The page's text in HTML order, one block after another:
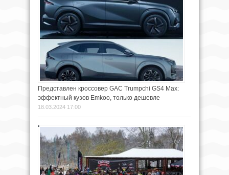
Представлен кроссовер GAC Trumpchi GS4 Max:
эффектный кузов Emkoo, только дешевле
18.03.2024 17:00